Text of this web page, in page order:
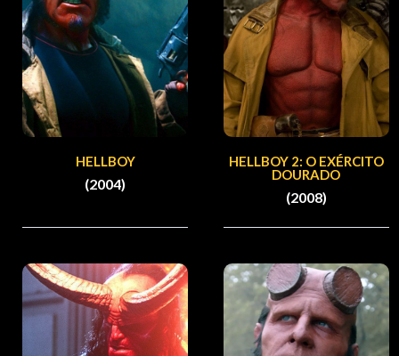
HELLBOY
(2004)
HELLBOY 2: O EXÉRCITO
DOURADO
(2008)